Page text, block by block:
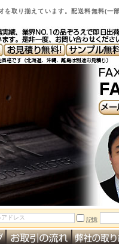
取り揃えています。配送料無料(一
記憶